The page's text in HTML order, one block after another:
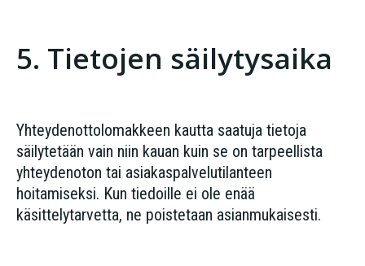
5. Tietojen säilytysaika
Yhteydenottolomakkeen kautta saatuja tietoja
säilytetään vain niin kauan kuin se on tarpeellista
yhteydenoton tai asiakaspalvelutilanteen
hoitamiseksi. Kun tiedoille ei ole enää
käsittelytarvetta, ne poistetaan asianmukaisesti.